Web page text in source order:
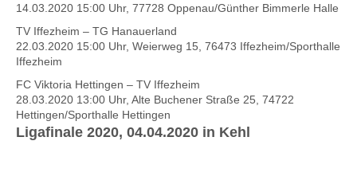
14.03.2020 15:00 Uhr, 77728 Oppenau/Günther Bimmerle Halle
TV Iffezheim – TG Hanauerland
22.03.2020 15:00 Uhr, Weierweg 15, 76473 Iffezheim/Sporthalle
Iffezheim
FC Viktoria Hettingen – TV Iffezheim
28.03.2020 13:00 Uhr, Alte Buchener Straße 25, 74722
Hettingen/Sporthalle Hettingen
Ligafinale 2020, 04.04.2020 in Kehl